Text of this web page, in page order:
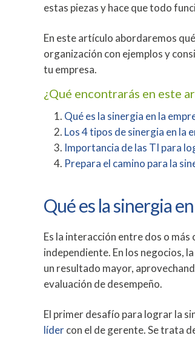
estas piezas y hace que todo
En este artículo abordaremos
organización con ejemplos y
tu empresa.
¿Qué encontrarás en este
Qué es la sinergia en la
Los 4 tipos de sinergia en la
Importancia de las TI para
Prepara el camino para la
Qué es la sinergia
Es la interacción entre dos o
independiente. En los negocios,
un resultado mayor,
evaluación de desempeño.
El primer desafío para lograr la
lídercon el de gerente. Se trata